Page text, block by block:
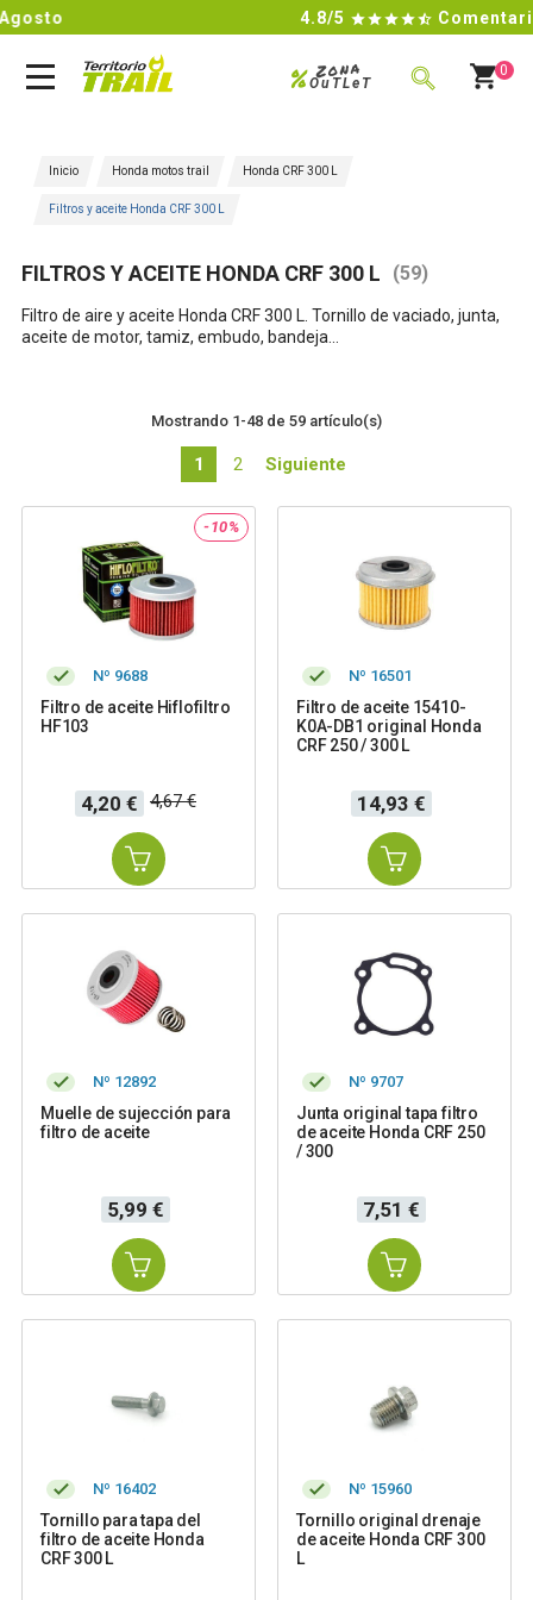
Comentarios de Google
Zona
%OuTLeT
0
Inicio Honda motos trail Honda CRF 300 L
Filtros y aceite Honda CRF 300 L
FILTROS Y ACEITE HONDA CRF 300 L (59)
Filtro de aire y aceite Honda CRF 300 L . Tornillo de vaciado, junta,
aceite de motor, tamiz, embudo, bandeja...
Mostrando 1-48 de 59 artículo(s)
1 2 Siguiente
-10%
Nº 9688
Filtro de aceite Hiflofiltro
HF103
Precio
4,20 €
Precio
base
4,67 €
Nº 16501
Filtro de aceite 15410-
K0A-DB1 original Honda
CRF 250 / 300 L
Precio
14,93 €
Nº 12892
Muelle de sujección para
filtro de aceite
Precio
5,99 €
Nº 9707
Junta original tapa filtro
de aceite Honda CRF 250
/ 300
Precio
7,51 €
Nº 16402
Tornillo para tapa del
filtro de aceite Honda
CRF 300 L
Nº 15960
Tornillo original drenaje
de aceite Honda CRF 300
L